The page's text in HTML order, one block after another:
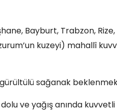
Bayburt, Trabzon,
kuzeyi) mahallî
sağanak
dolu ve yağış anında